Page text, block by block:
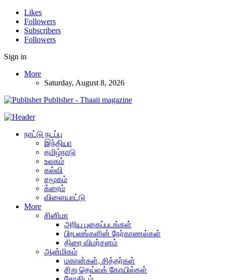
Likes
Followers
Subscribers
Followers
Sign in
More
Saturday, August 8, 2026
Publisher - Thaaii magazine
நாட்டு நடப்பு
இந்தியா
தமிழ்நாடு
உலகம்
கல்வி
சமூகம்
க்ரைம்
விளையாட்டு
More
சினிமா
அரிய புகைப்படங்கள்
பிரபலங்களின் நேர்காணல்கள்
திரை விமர்சனம்
ஆன்மிகம்
மகான்கள், சித்தர்கள்
சிறு தெய்வக் கோயில்கள்